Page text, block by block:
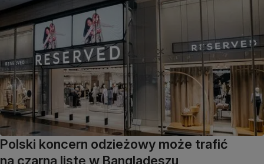
Polski koncern odzieżowy może trafić
na czarną listę w Bangladeszu